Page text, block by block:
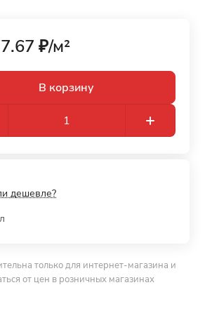
₽/м²
В корзину
дешевле?
только для интернет-магазина и
от цен в розничных магазинах